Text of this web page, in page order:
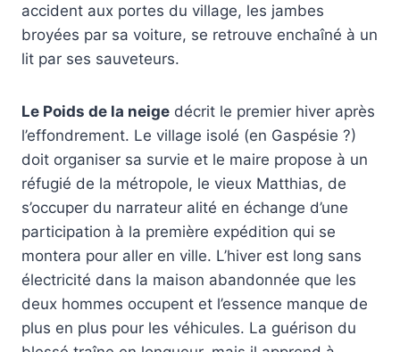
accident aux portes du village, les jambes
broyées par sa voiture, se retrouve enchaîné à un
lit par ses sauveteurs.
Le Poids de la neige décrit le premier hiver après
l’effondrement. Le village isolé (en Gaspésie ?)
doit organiser sa survie et le maire propose à un
réfugié de la métropole, le vieux Matthias, de
s’occuper du narrateur alité en échange d’une
participation à la première expédition qui se
montera pour aller en ville. L’hiver est long sans
électricité dans la maison abandonnée que les
deux hommes occupent et l’essence manque de
plus en plus pour les véhicules. La guérison du